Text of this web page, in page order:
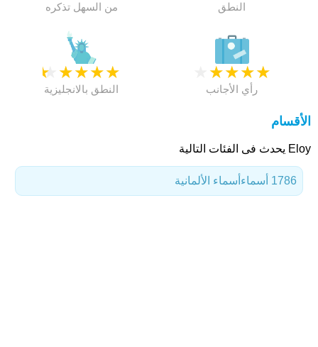
من السهل تذكره النطق
★
★
★
★
★
النطق بالانجليزية
★
★
★
★
رأي الأجانب
الأقسام
Eloy يحدث فى الفئات التالية
أسماء الألمانية 1786 أسماء